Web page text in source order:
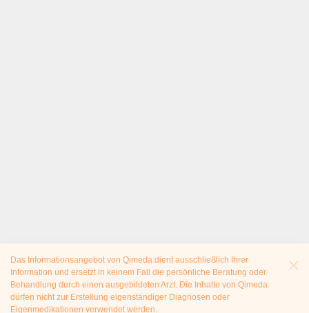
Das Informationsangebot von Qimeda dient ausschließlich Ihrer
Information und ersetzt in keinem Fall die persönliche Beratung oder
Behandlung durch einen ausgebildeten Arzt. Die Inhalte von Qimeda
dürfen nicht zur Erstellung eigenständiger Diagnosen oder
Eigenmedikationen verwendet werden.